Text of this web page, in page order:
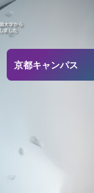
京都キャンパス